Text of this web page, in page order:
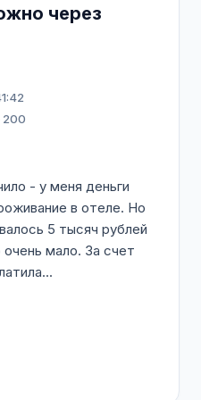
через
- у меня деньги
в отеле. Но
5 тысяч рублей
мало. За счет